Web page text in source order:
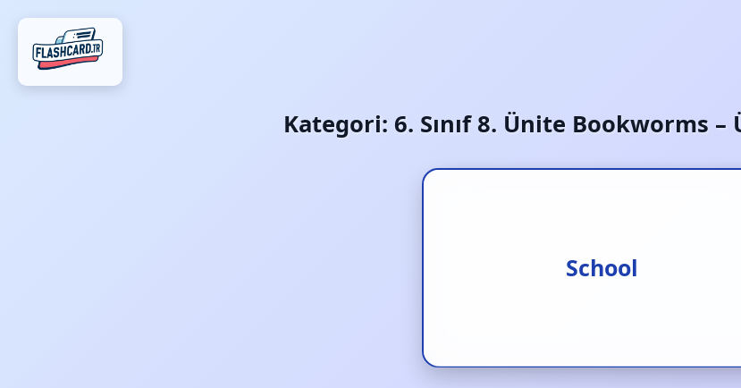
Kategori: 6. Sınıf 8. Ünite Bookworms
School
Okul